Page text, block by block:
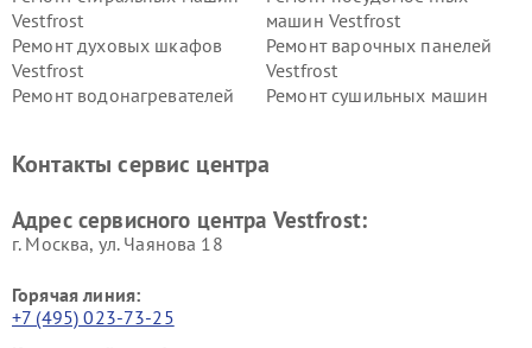
Vestfrost
машин Vestfrost
Ремонт духовых шкафов
Vestfrost
Ремонт варочных панелей
Vestfrost
Ремонт водонагревателей
Ремонт сушильных машин
Vestfrost
Контакты сервис центра
Адрес сервисного центра Vestfrost:
г. Москва, ул. Чаянова 18
Горячая линия:
+7 (495) 023-73-25